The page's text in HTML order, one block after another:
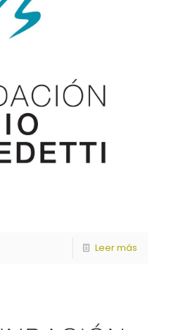
Leer más